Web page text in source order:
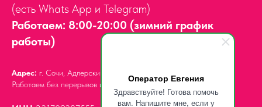
Оператор Евгения
Здравствуйте! Готова помочь
вам. Напишите мне, если у
(есть Whats App и Telegram)
Работаем: 8:00-20:00 (зимний график
работы)
Адрес: г. Сочи, Адлерский район,
Работаем без перерывов и выходных.